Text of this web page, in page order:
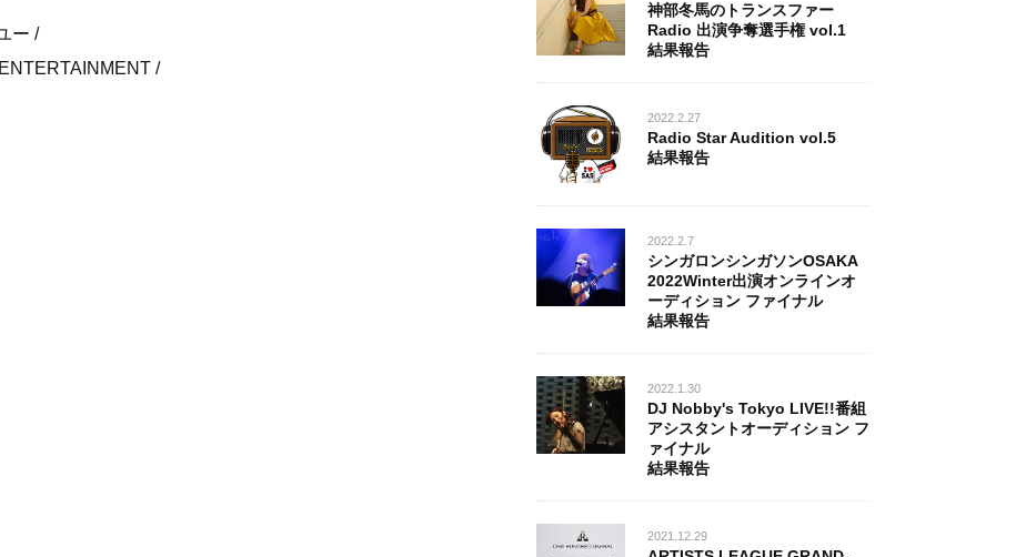
ー
神部冬馬のトランスファー
Radio 出演争奪選手権 vol.1
結果報告
2022.2.27
Radio Star Audition vol.5
結果報告
2022.2.7
シンガロンシンガソンOSAKA
2022Winter出演オンラインオ
ーディション ファイナル
結果報告
2022.1.30
DJ Nobby's Tokyo LIVE!!番組
アシスタントオーディション フ
ァイナル
結果報告
2021.12.29